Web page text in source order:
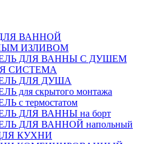
ВАННОЙ
ИЗЛИВОМ
ДЛЯ ВАННЫ С ДУШЕМ
СИСТЕМА
ДЛЯ ДУША
для скрытого монтажа
с термостатом
ДЛЯ ВАННЫ на борт
ДЛЯ ВАННОЙ напольный
КУХНИ